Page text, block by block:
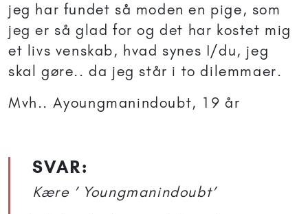
jeg har fundet så moden en pige, som
jeg er så glad for og det har kostet mig
et livs venskab, hvad synes I/du, jeg
skal gøre.. da jeg står i to dilemmaer.
Mvh.. Ayoungmanindoubt, 19 år
SVAR:
Kære ’ Youngmanindoubt’